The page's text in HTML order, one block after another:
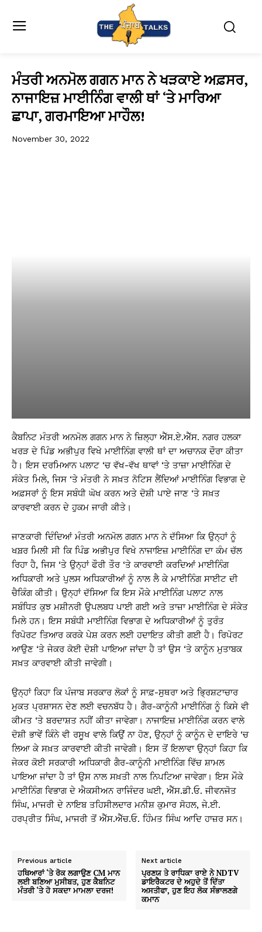
ਮੰਤਰੀ ਅਨਮੋਲ ਗਗਨ ਮਾਨ ਨੇ ਖੜਕਾਏ ਅਫ਼ਸਰ,
ਨਾਜਾਇਜ਼ ਮਾਈਨਿੰਗ ਵਾਲੀ ਥਾਂ ‘ਤੇ ਮਾਰਿਆ
ਛਾਪਾ, ਗਰਮਾਇਆ ਮਾਹੌਲ!
November 30, 2022
ਕੈਬਨਿਟ ਮੰਤਰੀ ਅਨਮੋਲ ਗਗਨ ਮਾਨ ਨੇ ਜ਼ਿਲ੍ਹਾ ਐੱਸ.ਏ.ਐੱਸ. ਨਗਰ ਹਲਕਾ
ਖਰੜ ਦੇ ਪਿੰਡ ਅਭੀਪੁਰ ਵਿਖੇ ਮਾਈਨਿੰਗ ਵਾਲੀ ਥਾਂ ਦਾ ਅਚਾਨਕ ਦੌਰਾ ਕੀਤਾ
ਹੈ। ਇਸ ਦਰਮਿਆਨ ਪਲਾਟ ‘ਚ ਵੱਖ-ਵੱਖ ਥਾਵਾਂ ‘ਤੇ ਤਾਜ਼ਾ ਮਾਈਨਿੰਗ ਦੇ
ਸੰਕੇਤ ਮਿਲੇ, ਜਿਸ ‘ਤੇ ਮੰਤਰੀ ਨੇ ਸਖ਼ਤ ਨੋਟਿਸ ਲੈਂਦਿਆਂ ਮਾਈਨਿੰਗ ਵਿਭਾਗ ਦੇ
ਅਫ਼ਸਰਾਂ ਨੂੰ ਇਸ ਸਬੰਧੀ ਘੋਖ ਕਰਨ ਅਤੇ ਦੋਸ਼ੀ ਪਾਏ ਜਾਣ ‘ਤੇ ਸਖ਼ਤ
ਕਾਰਵਾਈ ਕਰਨ ਦੇ ਹੁਕਮ ਜਾਰੀ ਕੀਤੇ।
ਜਾਣਕਾਰੀ ਦਿੰਦਿਆਂ ਮੰਤਰੀ ਅਨਮੋਲ ਗਗਨ ਮਾਨ ਨੇ ਦੱਸਿਆ ਕਿ ਉਨ੍ਹਾਂ ਨੂੰ
ਖਬ਼ਰ ਮਿਲੀ ਸੀ ਕਿ ਪਿੰਡ ਅਭੀਪੁਰ ਵਿਖੇ ਨਾਜਾਇਜ਼ ਮਾਈਨਿੰਗ ਦਾ ਕੰਮ ਚੱਲ
ਰਿਹਾ ਹੈ, ਜਿਸ ‘ਤੇ ਉਨ੍ਹਾਂ ਫੌਰੀ ਤੌਰ ‘ਤੇ ਕਾਰਵਾਈ ਕਰਦਿਆਂ ਮਾਈਨਿੰਗ
ਅਧਿਕਾਰੀ ਅਤੇ ਪੁਲਸ ਅਧਿਕਾਰੀਆਂ ਨੂੰ ਨਾਲ ਲੈ ਕੇ ਮਾਈਨਿੰਗ ਸਾਈਟ ਦੀ
ਚੈਕਿੰਗ ਕੀਤੀ। ਉਨ੍ਹਾਂ ਦੱਸਿਆ ਕਿ ਇਸ ਮੌਕੇ ਮਾਈਨਿੰਗ ਪਲਾਟ ਨਾਲ
ਸਬੰਧਿਤ ਕੁਝ ਮਸ਼ੀਨਰੀ ਉਪਲਬਧ ਪਾਈ ਗਈ ਅਤੇ ਤਾਜ਼ਾ ਮਾਈਨਿੰਗ ਦੇ ਸੰਕੇਤ
ਮਿਲੇ ਹਨ। ਇਸ ਸਬੰਧੀ ਮਾਈਨਿੰਗ ਵਿਭਾਗ ਦੇ ਅਧਿਕਾਰੀਆਂ ਨੂੰ ਤੁਰੰਤ
ਰਿਪੋਰਟ ਤਿਆਰ ਕਰਕੇ ਪੇਸ਼ ਕਰਨ ਲਈ ਹਦਾਇਤ ਕੀਤੀ ਗਈ ਹੈ। ਰਿਪੋਰਟ
ਆਉਣ ‘ਤੇ ਜੇਕਰ ਕੋਈ ਦੋਸ਼ੀ ਪਾਇਆ ਜਾਂਦਾ ਹੈ ਤਾਂ ਉਸ ‘ਤੇ ਕਾਨੂੰਨ ਮੁਤਾਬਕ
ਸਖ਼ਤ ਕਾਰਵਾਈ ਕੀਤੀ ਜਾਵੇਗੀ।
ਉਨ੍ਹਾਂ ਕਿਹਾ ਕਿ ਪੰਜਾਬ ਸਰਕਾਰ ਲੋਕਾਂ ਨੂੰ ਸਾਫ਼-ਸੁਥਰਾ ਅਤੇ ਭ੍ਰਿਸ਼ਟਾਚਾਰ
ਮੁਕਤ ਪ੍ਰਸ਼ਾਸਨ ਦੇਣ ਲਈ ਵਚਨਬੱਧ ਹੈ। ਗੈਰ-ਕਾਨੂੰਨੀ ਮਾਈਨਿੰਗ ਨੂੰ ਕਿਸੇ ਵੀ
ਕੀਮਤ ‘ਤੇ ਬਰਦਾਸ਼ਤ ਨਹੀਂ ਕੀਤਾ ਜਾਵੇਗਾ। ਨਾਜਾਇਜ਼ ਮਾਈਨਿੰਗ ਕਰਨ ਵਾਲੇ
ਦੋਸ਼ੀ ਭਾਵੇਂ ਕਿੰਨੇ ਵੀ ਰਸੂਖ ਵਾਲੇ ਕਿਉਂ ਨਾ ਹੋਣ, ਉਨ੍ਹਾਂ ਨੂੰ ਕਾਨੂੰਨ ਦੇ ਦਾਇਰੇ ‘ਚ
ਲਿਆ ਕੇ ਸਖ਼ਤ ਕਾਰਵਾਈ ਕੀਤੀ ਜਾਵੇਗੀ। ਇਸ ਤੋਂ ਇਲਾਵਾ ਉਨ੍ਹਾਂ ਕਿਹਾ ਕਿ
ਜੇਕਰ ਕੋਈ ਸਰਕਾਰੀ ਅਧਿਕਾਰੀ ਗੈਰ-ਕਾਨੂੰਨੀ ਮਾਈਨਿੰਗ ਵਿੱਚ ਸ਼ਾਮਲ
ਪਾਇਆ ਜਾਂਦਾ ਹੈ ਤਾਂ ਉਸ ਨਾਲ ਸਖ਼ਤੀ ਨਾਲ ਨਿਪਟਿਆ ਜਾਵੇਗਾ। ਇਸ ਮੌਕੇ
ਮਾਈਨਿੰਗ ਵਿਭਾਗ ਦੇ ਐਕਸੀਅਨ ਰਾਜਿੰਦਰ ਘਈ, ਐੱਸ.ਡੀ.ਓ. ਜੀਵਨਜੋਤ
ਸਿੰਘ, ਮਾਜਰੀ ਦੇ ਨਾਇਬ ਤਹਿਸੀਲਦਾਰ ਮਨੀਸ਼ ਕੁਮਾਰ ਸੋਹਲ, ਜੇ.ਈ.
ਹਰਪ੍ਰੀਤ ਸਿੰਘ, ਮਾਜਰੀ ਤੋਂ ਐੱਸ.ਐੱਚ.ਓ. ਹਿੰਮਤ ਸਿੰਘ ਆਦਿ ਹਾਜ਼ਰ ਸਨ।
Previous article
ਹਥਿਆਰਾਂ ‘ਤੇ ਰੋਕ ਲਗਾਉਣ CM ਮਾਨ
ਲਈ ਬਣਿਆ ਮੁਸੀਬਤ, ਹੁਣ ਕੈਬਨਿਟ
ਮੰਤਰੀ ‘ਤੇ ਹੋ ਸਕਦਾ ਮਾਮਲਾ ਦਰਜ!
Next article
ਪ੍ਰਣਯ ਤੇ ਰਾਧਿਕਾ ਰਾਏ ਨੇ NDTV
ਡਾਇਰੈਕਟਰ ਦੇ ਅਹੁਦੇ ਤੋਂ ਦਿੱਤਾ
ਅਸਤੀਫਾ, ਹੁਣ ਇਹ ਲੋਕ ਸੰਭਾਲਣਗੇ
ਕਮਾਨ